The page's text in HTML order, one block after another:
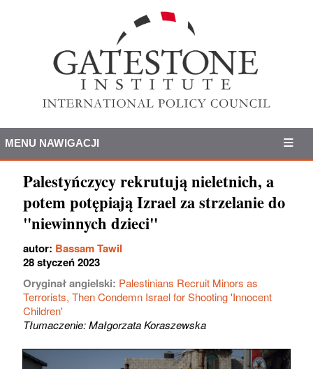
MENU NAWIGACJI
Palestyńczycy rekrutują nieletnich, a
potem potępiają Izrael za strzelanie do
"niewinnych dzieci"
autor: Bassam Tawil
28 styczeń 2023
Oryginał angielski: Palestinians Recruit Minors as
Terrorists, Then Condemn Israel for Shooting 'Innocent
Children'
Tłumaczenie: Małgorzata Koraszewska